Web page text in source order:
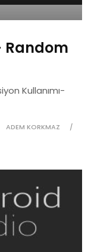
Random
Kullanımı-
ADEM KORKMAZ